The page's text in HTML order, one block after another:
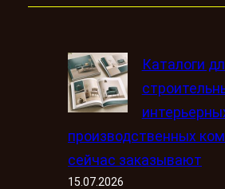
Каталоги
производственных
сейчас заказывают
15.07.2026